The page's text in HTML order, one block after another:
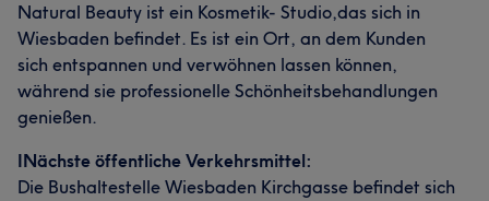
Natural Beauty ist ein Kosmetik- Studio,das sich in
Wiesbaden befindet. Es ist ein Ort, an dem Kunden
sich entspannen und verwöhnen lassen können,
während sie professionelle Schönheitsbehandlungen
genießen.
INächste öffentliche Verkehrsmittel:
Die Bushaltestelle Wiesbaden Kirchgasse befindet sich